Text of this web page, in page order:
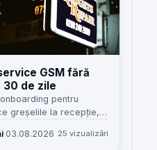
GSM fără
30 de zile
pentru
greșelile la recepție,
îl construiesc eu,
·03.08.2026 25 vizualizări